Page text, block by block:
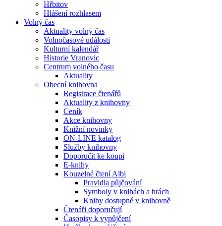
Hřbitov
Hlášení rozhlasem
Volný čas
Aktuality volný čas
Volnočasové události
Kulturní kalendář
Historie Vranovic
Centrum volného času
Aktuality
Obecní knihovna
Registrace čtenářů
Aktuality z knihovny
Ceník
Akce knihovny
Knižní novinky
ON-LINE katalog
Služby knihovny
Doporučit ke koupi
E-knihy
Kouzelné čtení Albi
Pravidla půjčování
Symboly v knihách a hrách
Knihy dostupné v knihovně
Čtenáři doporučují
Časopisy k vypůjčení